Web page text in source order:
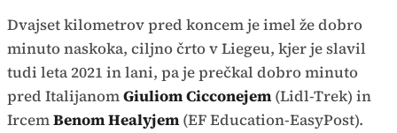
Dvajset kilometrov pred koncem je imel že dobro
minuto naskoka, ciljno črto v Liegeu, kjer je slavil
tudi leta 2021 in lani, pa je prečkal dobro minuto
pred ItalijanomGiuliom Cicconejem(Lidl-Trek) in
IrcemBenom Healyjem(EF Education-EasyPost).